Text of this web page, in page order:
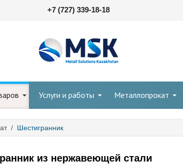
+7 (727) 339-18-18
Услуги и работы Металлопрокат
/ Шестигранник
из нержавеющей стали